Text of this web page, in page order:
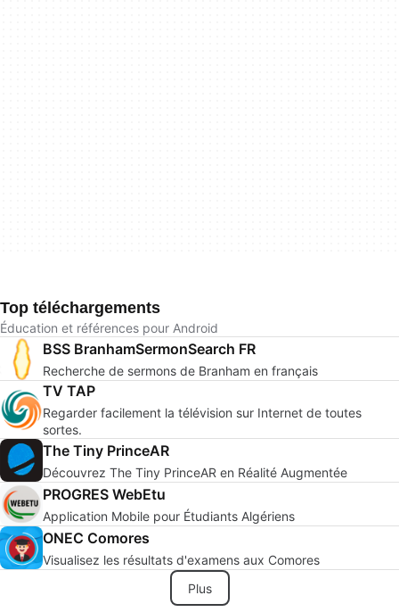
Top téléchargements
Éducation et références pour Android
BSS BranhamSermonSearch FR
Recherche de sermons de Branham en français
TV TAP
Regarder facilement la télévision sur Internet de toutes
sortes.
The Tiny PrinceAR
Découvrez The Tiny PrinceAR en Réalité Augmentée
PROGRES WebEtu
Application Mobile pour Étudiants Algériens
ONEC Comores
Visualisez les résultats d'examens aux Comores
Plus